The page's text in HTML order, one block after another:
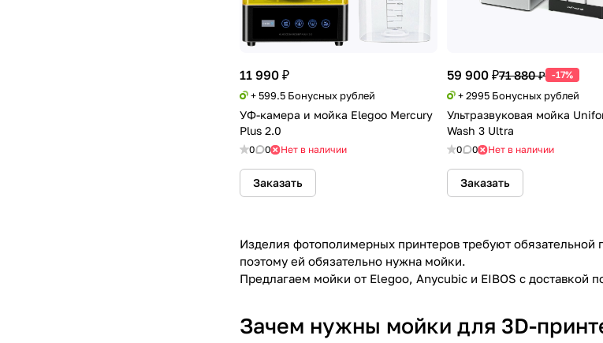
11 990 ₽
+ 599.5 Бонусных рублей
УФ-камера и мойка Elegoo Mercury
Plus 2.0
0 0 Нет в наличии
Заказать
59 900 ₽71 880 ₽ -17%
+ 2995 Бонусных рублей
Ультразвуковая мойка
Wash 3 Ultra
0 0 Нет в наличии
Заказать
Изделия фотополимерных принтеров требуют обязательной
поэтому ей обязательно нужна мойки.
Предлагаем мойки от Elegoo, Anycubic и EIBOS с
Зачем нужны мойки для 3D-